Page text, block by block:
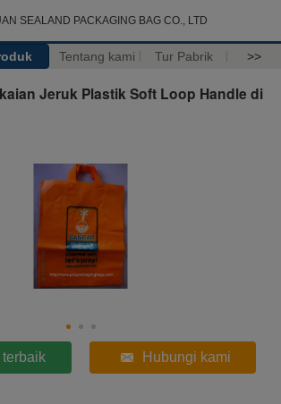
SEALAND PACKAGING BAG CO., LTD
Tentang kami Tur Pabrik >>
Jeruk Plastik Soft Loop Handle di
terbaik Hubungi kami